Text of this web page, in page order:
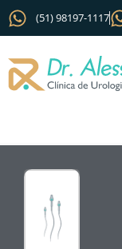
(51) 98197-1117